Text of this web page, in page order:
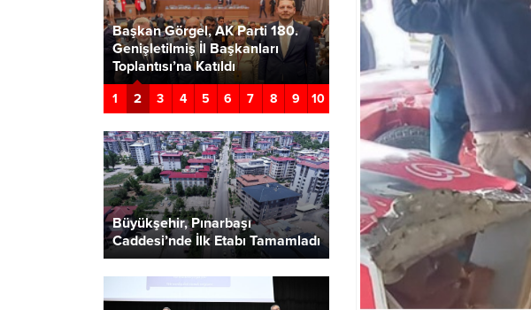
Başkan Görgel, AK Parti 180.
Genişletilmiş İl Başkanları
Toplantısı’na Katıldı
Türkoğlu’nda Geleceğe Yön
Verecek Projeler Bir Bir Hayata
Geçiyor
1 2 3 4 5 6 7 8 9 10
Büyükşehir, Pınarbaşı
Caddesi’nde İlk Etabı Tamamladı